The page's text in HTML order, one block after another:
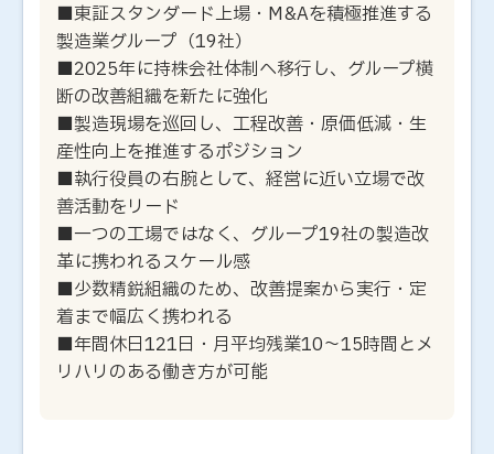
■東証スタンダード上場・M&Aを積極推進する
製造業グループ（19社）
■2025年に持株会社体制へ移行し、グループ横
断の改善組織を新たに強化
■製造現場を巡回し、工程改善・原価低減・生
産性向上を推進するポジション
■執行役員の右腕として、経営に近い立場で改
善活動をリード
■一つの工場ではなく、グループ19社の製造改
革に携われるスケール感
■少数精鋭組織のため、改善提案から実行・定
着まで幅広く携われる
■年間休日121日・月平均残業10～15時間とメ
リハリのある働き方が可能